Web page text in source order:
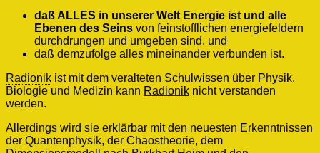
daß ALLES in unserer Welt Energie ist und alle
Ebenen des Seins von feinstofflichen energiefeldern
durchdrungen und umgeben sind, und
daß demzufolge alles mineinander verbunden ist.
Radionik ist mit dem veralteten Schulwissen über Physik,
Biologie und Medizin kann Radionik nicht verstanden
werden.
Allerdings wird sie erklärbar mit den neuesten Erkenntnissen
der Quantenphysik, der Chaostheorie, dem